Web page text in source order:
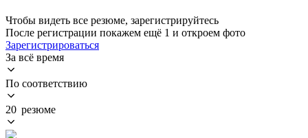
Чтобы видеть все резюме, зарегистрируйтесь
После регистрации покажем ещё 1 и откроем фото
Зарегистрироваться
За всё время
По соответствию
20 резюме